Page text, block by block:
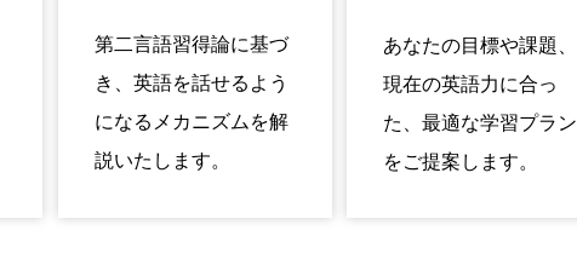
第二言語習得論に基づ
き、英語を話せるよう
になるメカニズムを解
説いたします。
あなたの目標や課題、
現在の英語力に合っ
た、最適な学習プラン
をご提案します。